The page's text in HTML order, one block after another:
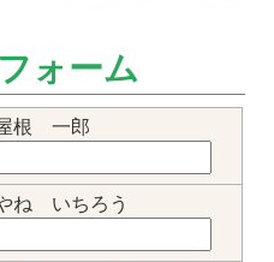
ォーム
根 一郎
ね いちろう